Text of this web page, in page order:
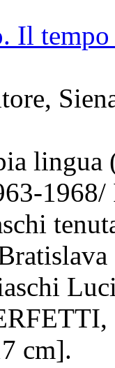
Il
lingua
cm].